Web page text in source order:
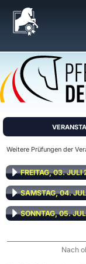
Weitere Prüfungen der
FREITAG, 03. JULI
SAMSTAG, 04.
SONNTAG, 05.
Nach